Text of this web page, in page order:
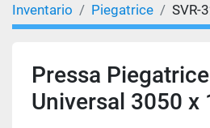
Inventario Piegatrice SVR-
Pressa
Universal 3050 x